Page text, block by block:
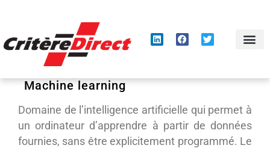
Machine learning
Domaine de l’intelligence artificielle qui permet à
un ordinateur d’apprendre à partir de données
fournies, sans être explicitement programmé. Le